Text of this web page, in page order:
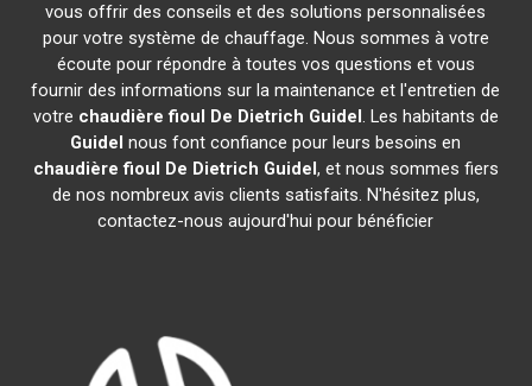
vous offrir des conseils et des solutions personnalisées
pour votre système de chauffage. Nous sommes à votre
écoute pour répondre à toutes vos questions et vous
fournir des informations sur la maintenance et l'entretien de
votre chaudière fioul De Dietrich Guidel. Les habitants de
Guidel nous font confiance pour leurs besoins en
chaudière fioul De Dietrich Guidel, et nous sommes fiers
de nos nombreux avis clients satisfaits. N'hésitez plus,
contactez-nous aujourd'hui pour bénéficier